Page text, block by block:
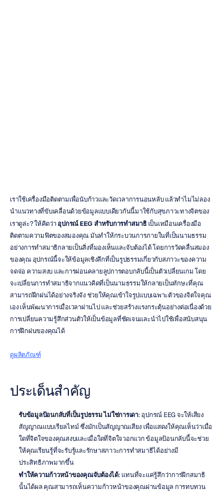
เราใช้เครื่องมือติดตามเพื่อนับก้าวและวัดเวลาการนอนหลับ แล้วทำไมไม่ลอง
นำแนวทางที่ขับเคลื่อนด้วยข้อมูลแบบเดียวกันนี้มาใช้กับสุขภาวะทางจิตของ
เราดูล่ะ? ให้คิดว่า อุปกรณ์ EEG สำหรับการทำสมาธิ เป็นเหมือนเครื่องมือ
ติดตามความฟิตของสมองคุณ มันทำให้กระบวนการภายในที่เป็นนามธรรม
อย่างการทำสมาธิกลายเป็นสิ่งที่มองเห็นและจับต้องได้ โดยการวัดคลื่นสมอง
ของคุณ อุปกรณ์นี้จะให้ข้อมูลเชิงลึกที่เป็นรูปธรรมเกี่ยวกับสภาวะของความ
จดจ่อ ความสงบ และการผ่อนคลายลูปการตอบกลับนี้เป็นตัวเปลี่ยนเกม โดย
จะเปลี่ยนการทำสมาธิจากแนวคิดที่เป็นนามธรรมให้กลายเป็นทักษะที่คุณ
สามารถฝึกฝนได้อย่างจริงจัง ช่วยให้คุณเข้าใจรูปแบบเฉพาะตัวของจิตใจคุณ
เอง เห็นพัฒนาการเมื่อเวลาผ่านไป และช่วยสร้างแรงกระตุ้นอย่างต่อเนื่องด้วย
การเปลี่ยนความรู้สึกส่วนตัวให้เป็นข้อมูลที่ชัดเจนและนำไปใช้เพื่อสนับสนุน
การฝึกฝนของคุณได้
ดูผลิตภัณฑ์
ประเด็นสำคัญ
รับข้อมูลป้อนกลับที่เป็นรูปธรรม ไม่ใช่การเดา: อุปกรณ์ EEG จะให้เสียง
สัญญาณแบบเรียลไทม์ ซึ่งมักเป็นสัญญาณเสียง เพื่อแสดงให้คุณเห็นว่าเมื่อ
ใดที่จิตใจของคุณสงบและเมื่อใดที่จิตใจวอกแวก ข้อมูลป้อนกลับนี้จะช่วย
ให้คุณเรียนรู้ที่จะรับรู้และรักษาสภาวะการทำสมาธิได้อย่างมี
ประสิทธิภาพมากขึ้น
ทำให้ความก้าวหน้าของคุณจับต้องได้: แทนที่จะแค่รู้สึกว่าการฝึกสมาธิ
นั้นได้ผล คุณสามารถเห็นความก้าวหน้าของคุณผ่านข้อมูล การทบทวน